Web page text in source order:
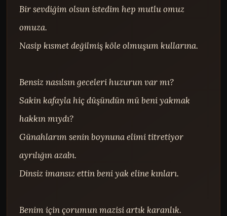
Bir sevdiğim olsun istedim hep mutlu omuz
omuza.
Nasip kısmet değilmiş köle olmuşum kullarına.
Bensiz nasılsın geceleri huzurun var mı?
Sakin kafayla hiç düşündün mü beni yakmak
hakkın mıydı?
Günahlarım senin boynuna elimi titretiyor
ayrılığın azabı.
Dinsiz imansız ettin beni yak eline kınları.
Benim için çorumun mazisi artık karanlık.